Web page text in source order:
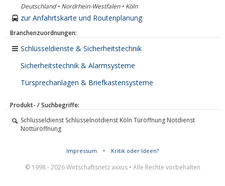
Deutschland • Nordrhein-Westfalen • Köln
zur Anfahrtskarte und Routenplanung
Branchenzuordnungen:
Schlüsseldienste & Sicherheitstechnik
Sicherheitstechnik & Alarmsysteme
Türsprechanlagen & Briefkastensysteme
Produkt- / Suchbegriffe:
Schlüsseldienst Schlüsselnotdienst Köln Türöffnung Notdienst
Nottüröffnung
Impressum • Kritik oder Ideen?
© 1998 - 2026 Wirtschaftsnetz axxus • Alle Rechte vorbehalten